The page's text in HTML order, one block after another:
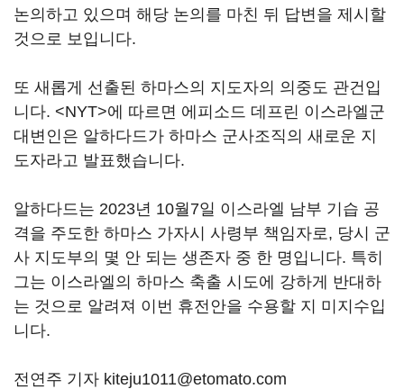
논의하고 있으며 해당 논의를 마친 뒤 답변을 제시할
것으로 보입니다.
또 새롭게 선출된 하마스의 지도자의 의중도 관건입
니다. <NYT>에 따르면 에피소드 데프린 이스라엘군
대변인은 알하다드가 하마스 군사조직의 새로운 지
도자라고 발표했습니다.
알하다드는 2023년 10월7일 이스라엘 남부 기습 공
격을 주도한 하마스 가자시 사령부 책임자로, 당시 군
사 지도부의 몇 안 되는 생존자 중 한 명입니다. 특히
그는 이스라엘의 하마스 축출 시도에 강하게 반대하
는 것으로 알려져 이번 휴전안을 수용할 지 미지수입
니다.
전연주 기자 kiteju1011@etomato.com